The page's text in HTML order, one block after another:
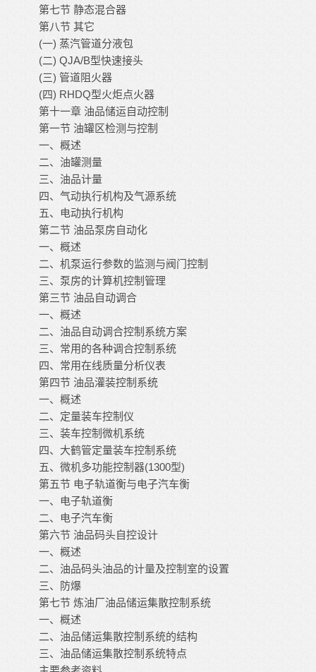
第七节 静态混合器
第八节 其它
(一) 蒸汽管道分液包
(二) QJA/B型快速接头
(三) 管道阻火器
(四) RHDQ型火炬点火器
第十一章 油品储运自动控制
第一节 油罐区检测与控制
一、概述
二、油罐测量
三、油品计量
四、气动执行机构及气源系统
五、电动执行机构
第二节 油品泵房自动化
一、概述
二、机泵运行参数的监测与阀门控制
三、泵房的计算机控制管理
第三节 油品自动调合
一、概述
二、油品自动调合控制系统方案
三、常用的各种调合控制系统
四、常用在线质量分析仪表
第四节 油品灌装控制系统
一、概述
二、定量装车控制仪
三、装车控制微机系统
四、大鹤管定量装车控制系统
五、微机多功能控制器(1300型)
第五节 电子轨道衡与电子汽车衡
一、电子轨道衡
二、电子汽车衡
第六节 油品码头自控设计
一、概述
二、油品码头油品的计量及控制室的设置
三、防爆
第七节 炼油厂油品储运集散控制系统
一、概述
二、油品储运集散控制系统的结构
三、油品储运集散控制系统特点